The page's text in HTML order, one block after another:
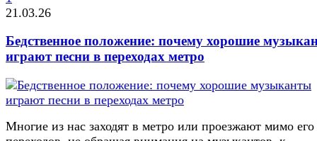
21.03.26
Бедственное положение: почему хорошие
играют песни в переходах метро
Многие из нас заходят в метро или проезжают мимо его